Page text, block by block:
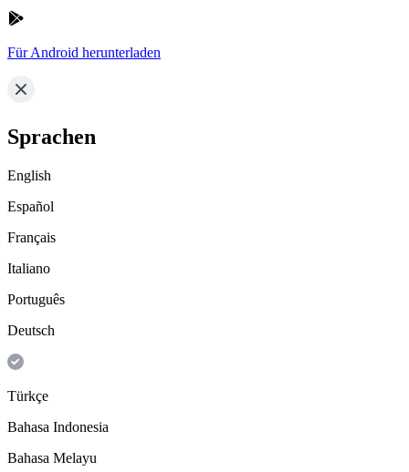
Für Android herunterladen
Sprachen
English
Español
Français
Italiano
Português
Deutsch
Türkçe
Bahasa Indonesia
Bahasa Melayu